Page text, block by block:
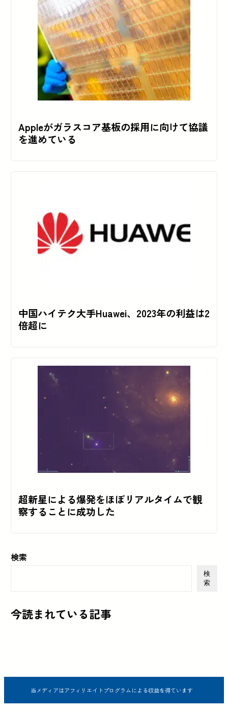
Appleがガラスコア基板の採用に向けて協議
を進めている
中国ハイテク大手Huawei、2023年の利益は2
倍超に
超新星による爆発をほぼリアルタイムで観
察することに成功した
検索
検
索
今読まれている記事
当メディアはアフィリエイトプログラムによる収益を得ています